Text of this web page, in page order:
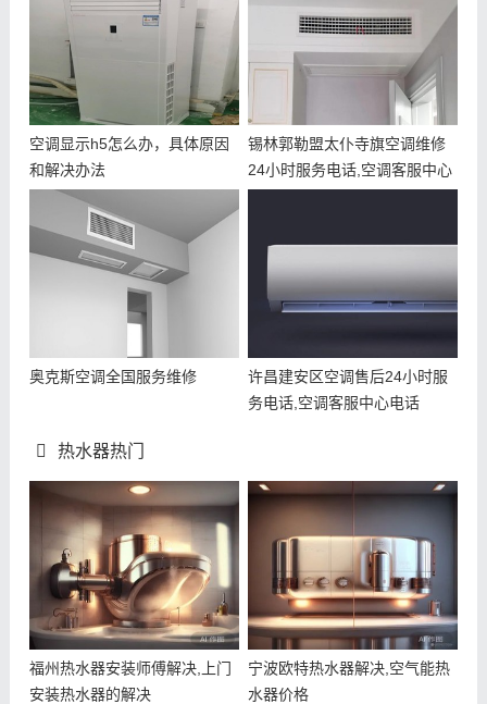
空调显示h5怎么办，具体原因
和解决办法
锡林郭勒盟太仆寺旗空调维修
24小时服务电话,空调客服中心
奥克斯空调全国服务维修
许昌建安区空调售后24小时服
务电话,空调客服中心电话
热水器热门
福州热水器安装师傅解决,上门
安装热水器的解决
宁波欧特热水器解决,空气能热
水器价格